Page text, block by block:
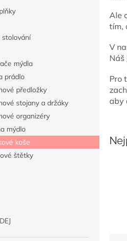
stolování
mýdla
prádlo
předložky
stojany a držáky
organizéry
mýdlo
koše
štětky
Ale
tím,
V
Náš
Pro
aby